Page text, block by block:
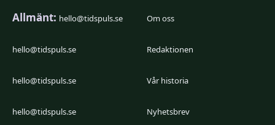
Allmänt: hello@tidspuls.se
hello@tidspuls.se
hello@tidspuls.se
hello@tidspuls.se
Om oss
Redaktionen
Vår historia
Nyhetsbrev